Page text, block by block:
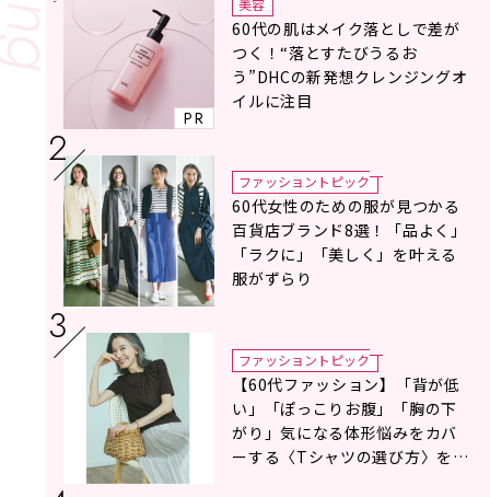
PR
美容
60代の肌はメイク落としで差が
つく！“落とすたびうるお
う”DHCの新発想クレンジングオ
イルに注目
ファッショントピック
60代女性のための服が見つかる
百貨店ブランド8選！「品よく」
「ラクに」「美しく」を叶える
服がずらり
ファッショントピック
【60代ファッション】「背が低
い」「ぽっこりお腹」「胸の下
がり」気になる体形悩みをカバ
ーする〈Tシャツの選び方〉をス